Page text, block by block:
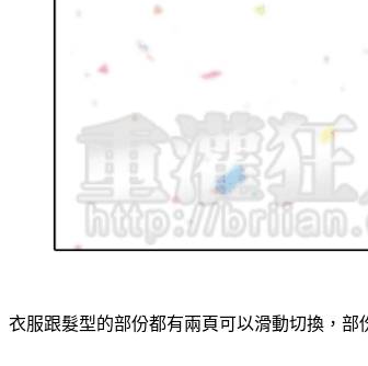
衣服跟髮型的部份都有兩頁可以滑動切換，部